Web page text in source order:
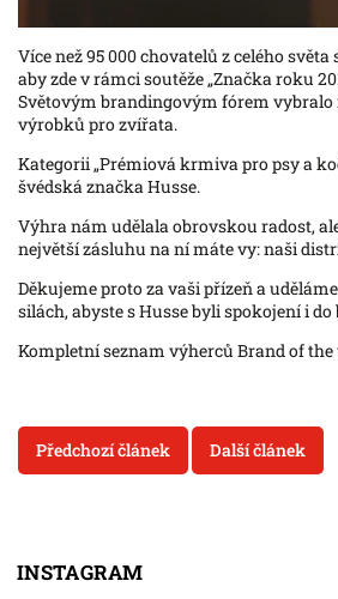
Více než 95 000 chovatelů z celého světa
aby zde v rámci soutěže „Značka roku
Světovým brandingovým fórem vybralo
výrobků pro zvířata.
Kategorii „Prémiová krmiva pro psy a
švédská značka Husse.
Výhra nám udělala obrovskou radost,
největší zásluhu na ní máte vy: naši
Děkujeme proto za vaši přízeň a
silách, abyste s Husse byli spokojení i do
Kompletní seznam výherců Brand of the
Předchozí článek Další článek
INSTAGRAM